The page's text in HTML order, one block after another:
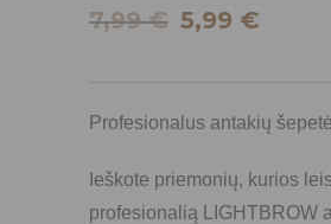
7,99€ 5,99 €
Profesionalus antakių
Ieškote priemonių, kurios
profesionalią LIGHTBROW